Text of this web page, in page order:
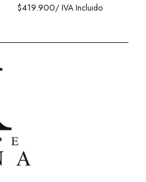
$419.900/ IVA Incluido